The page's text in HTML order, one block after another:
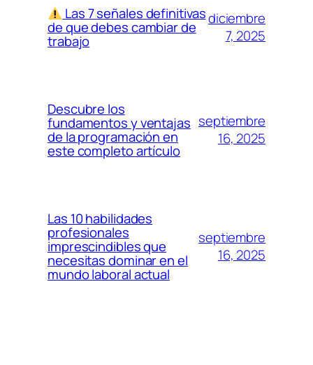
Las 7 señales definitivas
de que debes cambiar de
trabajo
diciembre
7, 2025
Descubre los
fundamentos y ventajas
de la programación en
este completo artículo
septiembre
16, 2025
Las 10 habilidades
profesionales
imprescindibles que
necesitas dominar en el
mundo laboral actual
septiembre
16, 2025